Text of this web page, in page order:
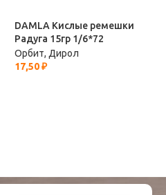
DAMLA Кислые ремешки
Радуга 15гр 1/6*72
Орбит, Дирол
17,50₽